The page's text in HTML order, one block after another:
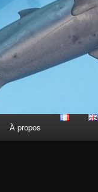
À propos